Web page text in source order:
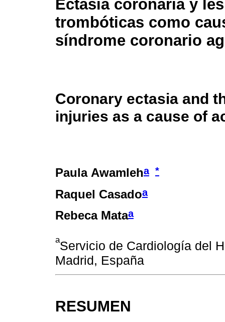
Ectasia coronaria y
trombóticas como
síndrome coronario
Coronary ectasia and
injuries as a cause of
Paula Awamleha *
Raquel Casadoa
Rebeca Mataa
aServicio de Cardiología del
Madrid, España
RESUMEN